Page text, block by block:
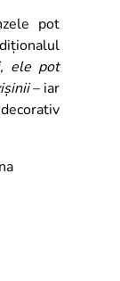
pot
ele pot
– iar